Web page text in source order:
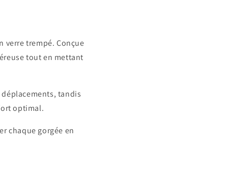
verre trempé. Conçue
tout en mettant
tandis
optimal.
chaque gorgée en